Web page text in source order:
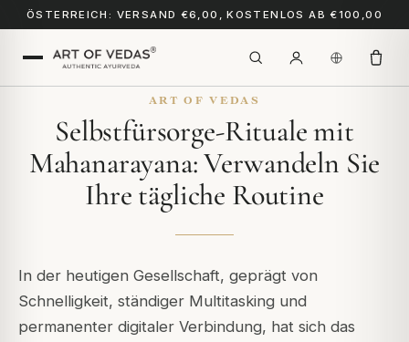
ÖSTERREICH: VERSAND €6,00, KOSTENLOS AB €100,00
ART OF VEDAS
Selbstfürsorge-Rituale mit
Mahanarayana: Verwandeln Sie
Ihre tägliche Routine
In der heutigen Gesellschaft, geprägt von
Schnelligkeit, ständiger Multitasking und
permanenter digitaler Verbindung, hat sich das